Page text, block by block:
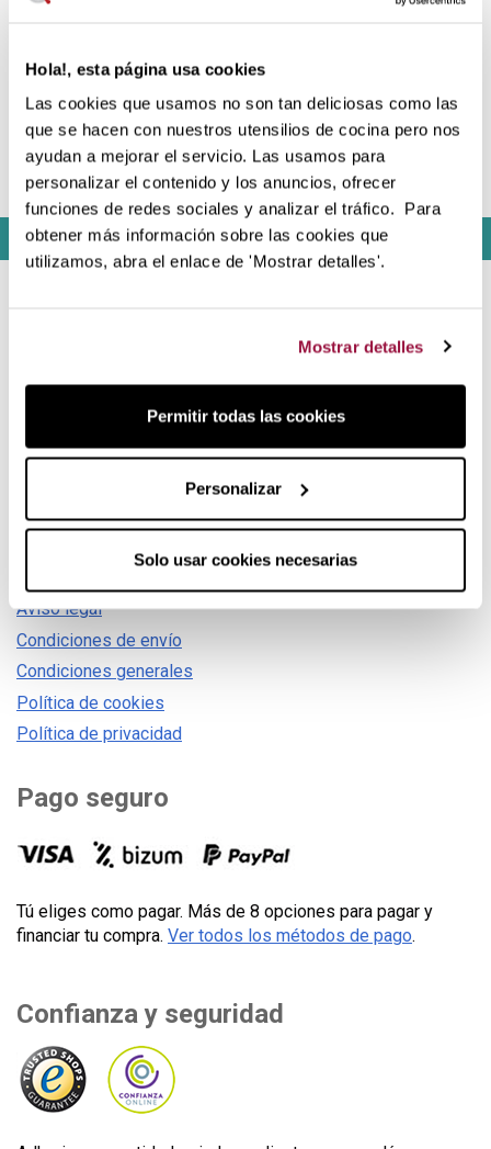
Hola!, esta página usa cookies
Las cookies que usamos no son tan deliciosas como las
que se hacen con nuestros utensilios de cocina pero nos
ayudan a mejorar el servicio. Las usamos para
personalizar el contenido y los anuncios, ofrecer
funciones de redes sociales y analizar el tráfico. Para
obtener más información sobre las cookies que
utilizamos, abra el enlace de 'Mostrar detalles'.
Mostrar detalles
Permitir todas las cookies
Personalizar
Solo usar cookies necesarias
19,90 €
sin stock
Set de filtros para
batidos-helados Kuvings
39,90 €
sin stock
Accesorio exprimidor
Kuvings Squeezer
También en redes:
Información
Aviso legal
Condiciones de envío
Condiciones generales
Política de cookies
Política de privacidad
Pago seguro
Tú eliges como pagar. Más de 8 opciones para pagar y
financiar tu compra. Ver todos los métodos de pago.
Confianza y seguridad